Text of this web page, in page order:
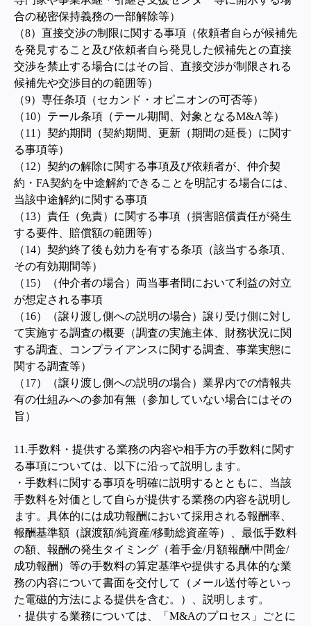
合の秘密保持義務の一部解除等）
（8）直接交渉の制限に関する事項（依頼者自らが候補先
を発見すること及び依頼者自ら発見した候補先との直接
交渉を禁止する場合にはその旨、直接交渉が制限される
候補先や交渉目的の範囲等）
（9） 専任条項（セカンド・オピニオンの可否等）
（10）テール条項（テール期間、対象となるM&A等）
（11）契約期間（契約期間、更新（期間の延長）に関す
る事項等）
（12）契約の解除に関する事項及び依頼者が、仲介契
約・FA契約を中途解約できることを明記する場合には、
当該中途解約に関する事項
（13）責任（免責）に関する事項（損害賠償責任が発生
する要件、賠償額の範囲等）
（14）契約終了後も効力を有する条項（該当する条項、
その有効期間等）
（15）（仲介者の場合） 両当事者間において利益の対立
が想定される事項
（16）（譲り渡し側への説明の場合）譲り受け側に対し
て実施する調査の概要（調査の実施主体、財務状況に関
する調査、コンプライアンスに関する調査、事業実態に
関する調査等）
（17）（譲り渡し側への説明の場合）業界内での情報共
有の仕組みへの参加有無（参加していない場合にはその
旨）
11.手数料・提供する業務の内容や相手方の手数料に関す
る事項については、以下に沿って説明します。
・手数料に関する事項を明確に説明するとともに、当該
手数料を対価として自らが提供する業務の内容を説明し
ます。 具体的には成功報酬において採用される報酬率、
報酬基準額（譲渡額/純資産/移動総資産等）、最低手数料
の額、報酬の発生タイミング（着手金/月額報酬/中間金/
成功報酬）等の手数料の算定基準や提供する具体的な業
務の内容について書面を交付して（メール送付等といっ
た電磁的方法による提供を含む。）、説明します。
・提供する業務については、「M&Aのプロセス」ごとに